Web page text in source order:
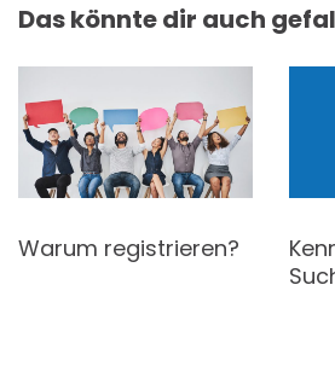
Das könnte dir auch
Warum registrieren?